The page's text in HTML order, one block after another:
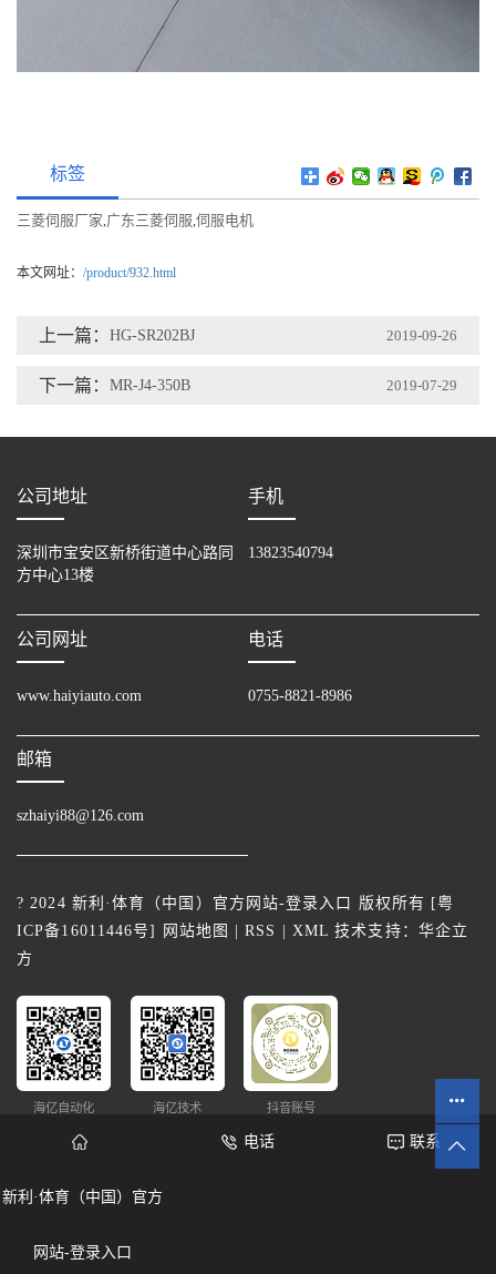
标签
三菱伺服厂家,广东三菱伺服,伺服电机
本文网址： /product/932.html
上一篇： HG-SR202BJ 2019-09-26
下一篇： MR-J4-350B 2019-07-29
公司地址
深圳市宝安区新桥街道中心路同
方中心13楼
手机
13823540794
公司网址
www.haiyiauto.com
电话
0755-8821-8986
邮箱
szhaiyi88@126.com
? 2024 新利·体育（中国）官方网站-登录入口 版权所有 [粤
ICP备16011446号] 网站地图 |RSS XML 技术支持： 华企立
方
海亿自动化 海亿技术 抖音账号
新利·体育（中国）官方
网站-登录入口
电话 联系